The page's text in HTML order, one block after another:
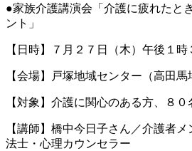
●家族介護講演会「介護に疲れたと
ント」
【日時】７月２７日（木）午後１
【会場】戸塚地域センター（高田馬
【対象】介護に関心のある方、８０
【講師】橋中今日子さん／介護者
法士・心理カウンセラー